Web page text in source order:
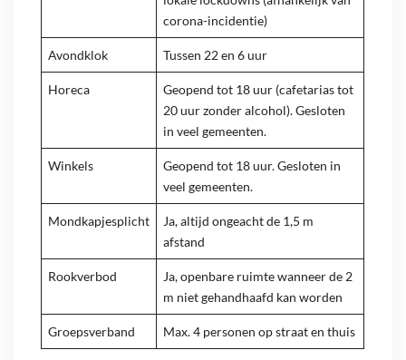
corona-incidentie)
Avondklok Tussen 22 en 6 uur
Horeca
Geopend tot 18 uur (cafetarias tot
20 uur zonder alcohol). Gesloten
in veel gemeenten.
Winkels
Geopend tot 18 uur. Gesloten in
veel gemeenten.
Mondkapjesplicht
Ja, altijd ongeacht de 1,5 m
afstand
Rookverbod
Ja, openbare ruimte wanneer de 2
m niet gehandhaafd kan worden
Groepsverband Max. 4 personen op straat en thuis